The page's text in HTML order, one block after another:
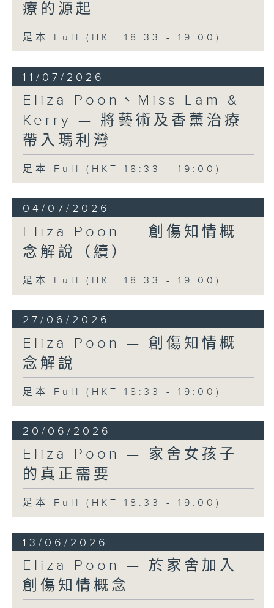
療的源起
足本 Full (HKT 18:33 - 19:00)
11/07/2026
Eliza Poon、Miss Lam &
Kerry — 將藝術及香薰治療
帶入瑪利灣
足本 Full (HKT 18:33 - 19:00)
04/07/2026
Eliza Poon — 創傷知情概
念解說（續）
足本 Full (HKT 18:33 - 19:00)
27/06/2026
Eliza Poon — 創傷知情概
念解說
足本 Full (HKT 18:33 - 19:00)
20/06/2026
Eliza Poon — 家舍女孩子
的真正需要
足本 Full (HKT 18:33 - 19:00)
13/06/2026
Eliza Poon — 於家舍加入
創傷知情概念